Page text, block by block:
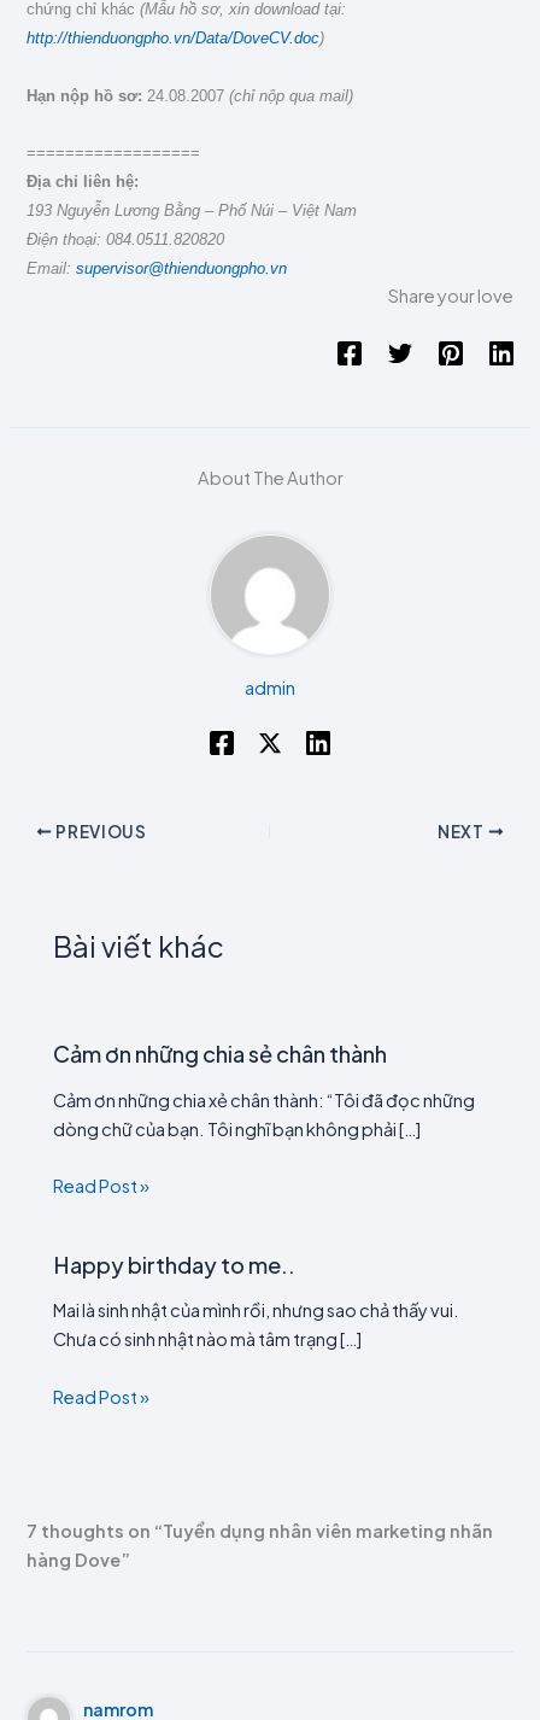
chứng chỉ khác(Mẫu hồ sơ, xin download tại:
http://thienduongpho.vn/Data/DoveCV.doc)
Hạn nộp hồ sơ: 24.08.2007(chỉ nộp qua mail)
==================
Địa chỉ liên hệ:
193 Nguyễn Lương Bằng – Phố Núi – Việt Nam
Điện thoại: 084.0511.820820
Email:supervisor@thienduongpho.vn
Share your love
About The Author
admin
PREVIOUS NEXT
Bài viết khác
Cảm ơn những chia sẻ chân thành
Cảm ơn những chia xẻ chân thành: “Tôi đã đọc những
dòng chữ của bạn. Tôi nghĩ bạn không phải […]
Read Post »
Happy birthday to me..
Mai là sinh nhật của mình rồi, nhưng sao chả thấy vui.
Chưa có sinh nhật nào mà tâm trạng […]
Read Post »
7 thoughts on “Tuyển dụng nhân viên marketing nhãn
hàng Dove”
namrom